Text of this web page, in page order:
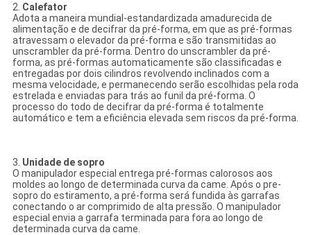
2. Calefator
Adota a maneira mundial-estandardizada amadurecida de
alimentação e de decifrar da pré-forma, em que as pré-formas
atravessam o elevador da pré-forma e são transmitidas ao
unscrambler da pré-forma. Dentro do unscrambler da pré-
forma, as pré-formas automaticamente são classificadas e
entregadas por dois cilindros revolvendo inclinados com a
mesma velocidade, e permanecendo serão escolhidas pela roda
estrelada e enviadas para trás ao funil da pré-forma. O
processo do todo de decifrar da pré-forma é totalmente
automático e tem a eficiência elevada sem riscos da pré-forma.
3. Unidade de sopro
O manipulador especial entrega pré-formas calorosos aos
moldes ao longo de determinada curva da came. Após o pre-
sopro do estiramento, a pré-forma será fundida às garrafas
conectando o ar comprimido de alta pressão. O manipulador
especial envia a garrafa terminada para fora ao longo de
determinada curva da came.